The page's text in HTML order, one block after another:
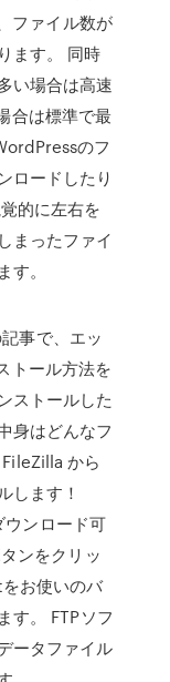
ファイル数が
ます。 同時
い場合は高速
合は標準で最
のフ
ロードしたり
的に左右を
まったファイ
。
事で、エッ
トール方法を
ストールした
身はどんなフ
から
します！
ンロード可
ンをクリッ
お使いのバ
す。 FTPソフ
ータファイル